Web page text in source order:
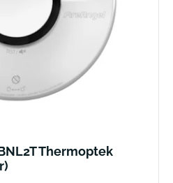
Thermoptek